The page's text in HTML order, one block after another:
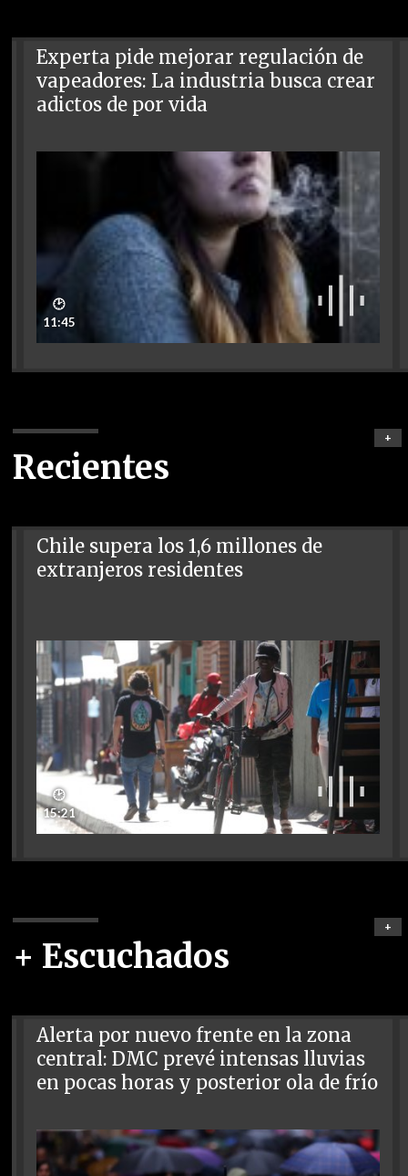
Experta pide mejorar regulación de
vapeadores: La industria busca crear
adictos de por vida
🕑
11:45
Recientes
+
Chile supera los 1,6 millones de
extranjeros residentes
🕑
15:21
+ Escuchados
+
Alerta por nuevo frente en la zona
central: DMC prevé intensas lluvias
en pocas horas y posterior ola de frío